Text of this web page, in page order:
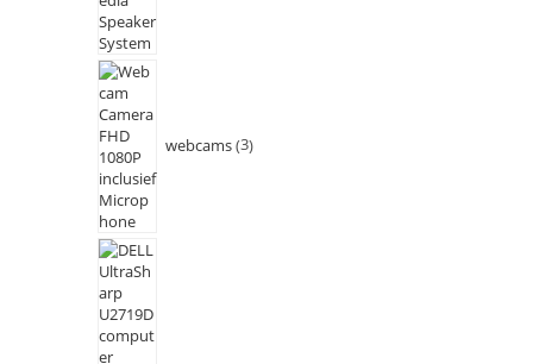
webcams 3